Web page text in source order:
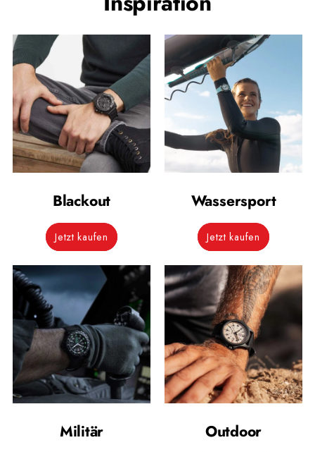
Blackout
Jetzt kaufen
Wassersport
Jetzt kaufen
Militär Outdoor